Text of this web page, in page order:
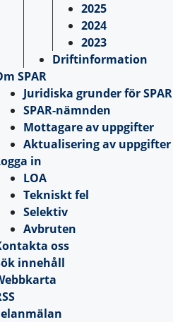
2025
2024
2023
Driftinformation
SPAR
Juridiska grunder för SPAR
SPAR-nämnden
Mottagare av uppgifter
Aktualisering av uppgifter
in
LOA
Tekniskt fel
Selektiv
Avbruten
oss
innehåll